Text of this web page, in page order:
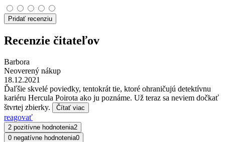
Pridať recenziu
Recenzie čitateľov
Barbora
Neoverený nákup
18.12.2021
Ďaľšie skvelé poviedky, tentokrát tie, ktoré ohraničujú detektívnu
kariéru Hercula Poirota ako ju poznáme. Už teraz sa neviem dočkať
štvrtej zbierky.
Čítať viac
reagovať
2 pozitívne hodnotenia2
0 negatívne hodnotenia0